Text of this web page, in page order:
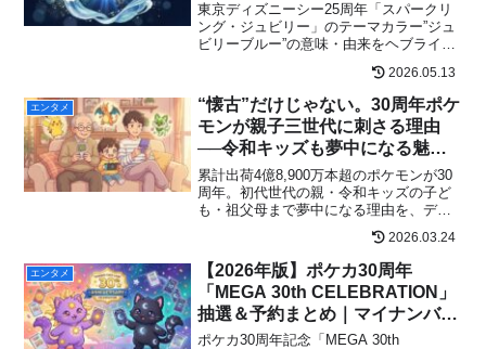
東京ディズニーシー25周年「スパークリ
ング・ジュビリー」のテーマカラー”ジュ
ビリーブルー”の意味・由来をヘブライ語
の語源から解説。4/15開幕後のグッズ品
切れ状況、ハーバーショー賛否、夜の環
境演出まで現地レポを最新整理。
2026.05.13
エンタメ
“懐古”だけじゃない。30周年ポケ
モンが親子三世代に刺さる理由
──令和キッズも夢中になる魅力
とは
累計出荷4億8,900万本超のポケモンが30
周年。初代世代の親・令和キッズの子ど
も・祖父母まで夢中になる理由を、デー
タと世代論で深掘り。FRLGのSwitch版登
場が親子の絆を再びつなぐ。 2026.03.24
エンタメ
【2026年版】ポケカ30周年
「MEGA 30th CELEBRATION」
抽選＆予約まとめ｜マイナンバー
本人確認の衝撃
ポケカ30周年記念「MEGA 30th